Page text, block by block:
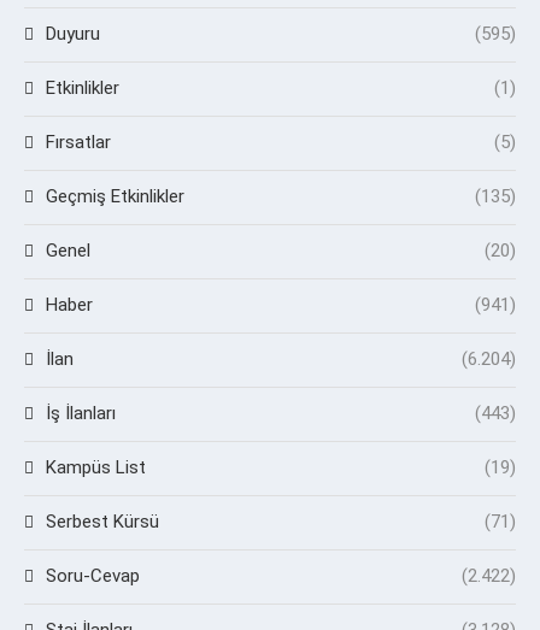
Duyuru (595)
Etkinlikler (1)
Fırsatlar (5)
Geçmiş Etkinlikler (135)
Genel (20)
Haber (941)
İlan (6.204)
İş İlanları (443)
Kampüs List (19)
Serbest Kürsü (71)
Soru-Cevap (2.422)